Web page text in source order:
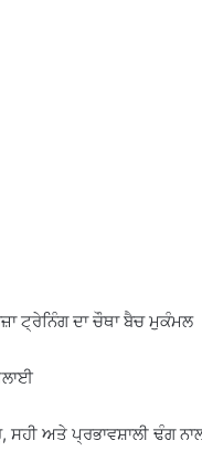
ਟ੍ਰੇਨਿੰਗ ਦਾ ਚੌਥਾ ਬੈਚ ਮੁਕੰਮਲ
ਸਹੀ ਅਤੇ ਪ੍ਰਭਾਵਸ਼ਾਲੀ ਢੰਗ